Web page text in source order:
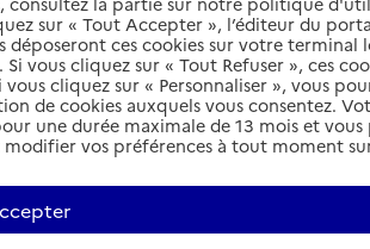
Bonduel
sur « Tout Accepter », l’éditeur du
déposeront ces cookies sur votre terminal
vous cliquez sur « Tout Refuser », ces
vous cliquez sur « Personnaliser », vous
de cookies auxquels vous consentez.
une durée maximale de 13 mois et
vos préférences à tout moment